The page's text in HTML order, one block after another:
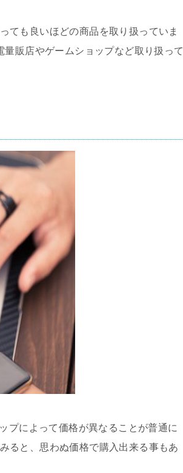
ても良いほどの商品を取り扱っていま
販店やゲームショップなど取り扱って
プによって価格が異なることが普通に
ると、思わぬ価格で購入出来る事もあ